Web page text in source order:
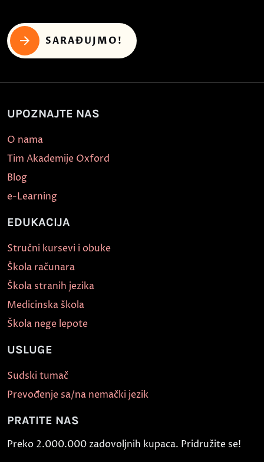
SARAĐUJMO!
UPOZNAJTE NAS
O nama
Tim Akademije Oxford
Blog
e-Learning
EDUKACIJA
Stručni kursevi i obuke
Škola računara
Škola stranih jezika
Medicinska škola
Škola nege lepote
USLUGE
Sudski tumač
Prevođenje sa/na nemački jezik
PRATITE NAS
Preko 2.000.000 zadovoljnih kupaca. Pridružite se!